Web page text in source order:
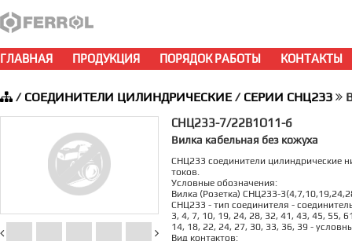
ГЛАВНАЯ ПРОДУКЦИЯ ПОРЯДОК РАБОТЫ КОНТАКТЫ
/ СОЕДИНИТЕЛИ ЦИЛИНДРИЧЕСКИЕ/ СЕРИИ СНЦ233
СНЦ233-7/22В1О11-б
Вилка кабельная без кожуха
СНЦ233 соединители цилиндрические
токов.
Условные обозначения:
Вилка (Розетка) СНЦ233-
СНЦ233 - тип соединителя -
3, 4, 7, 10, 19, 24, 28, 32, 41, 43, 45, 55,
14, 18, 22, 24, 27, 30, 33, 36, 39 -
Вид контактов: